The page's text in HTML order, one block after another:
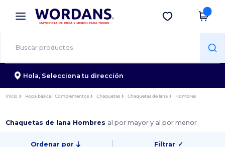
× App de Wordans
¡Mejores precios en app!
Descargar app
Hola, Selecciona tu dirección
Inicio Ropa básica | Complementos Chaquetas Chaquetas de lana Hombres
Chaquetas de lana Hombres al por mayor y al por menor
Ordenar por Filtrar ✓